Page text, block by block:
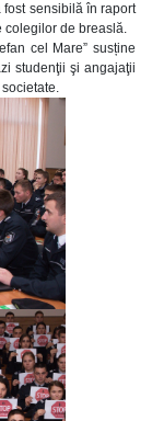
fost sensibilă în raport
colegilor de breaslă.
cel Mare” susține
studenţii şi angajaţii